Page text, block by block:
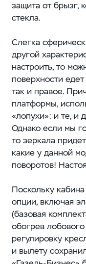
защита от брызг,
стекла.
Слегка
другой
настроить, то
поверхности
так и правое.
платформы,
«лопухи»: и те, и
Однако если мы
то зеркала
какие у данной
поворотов!
Поскольку
опции, включая
(базовая
обогрев
регулировку
и вылету